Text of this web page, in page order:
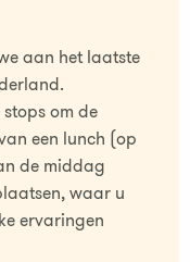
aan het laatste
om de
een lunch (op
de middag
waar u
ervaringen